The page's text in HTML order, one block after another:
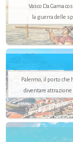
Vasco Da Gama
la guerra delle
Palermo, il porto che
diventare